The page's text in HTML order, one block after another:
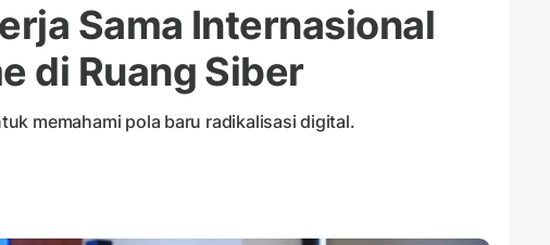
Sama Internasional
di Ruang Siber
memahami pola baru radikalisasi digital.